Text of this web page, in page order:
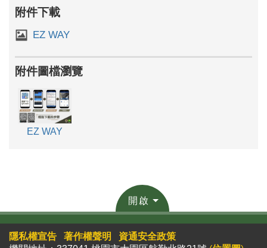
附件下載
EZ WAY
附件圖檔瀏覽
EZ WAY
開啟
隱私權宣告 著作權聲明
資通安全政策